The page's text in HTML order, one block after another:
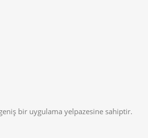
bir uygulama yelpazesine sahiptir.